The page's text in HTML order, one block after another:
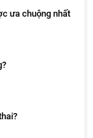
ưa chuộng nhất